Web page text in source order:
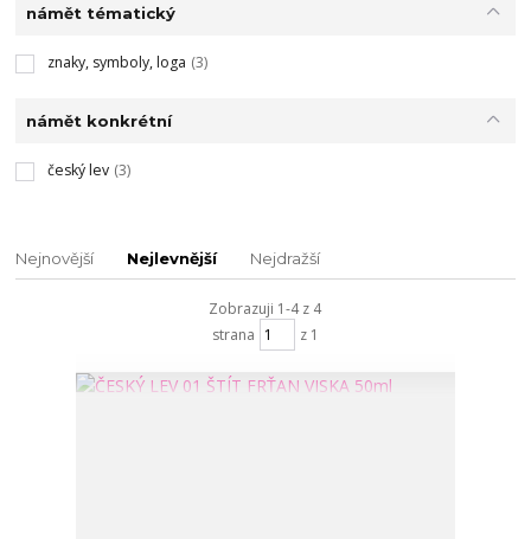
námět tématický
znaky, symboly, loga (3)
námět konkrétní
český lev (3)
Nejnovější Nejlevnější Nejdražší
Zobrazuji 1-4 z 4
strana
z 1